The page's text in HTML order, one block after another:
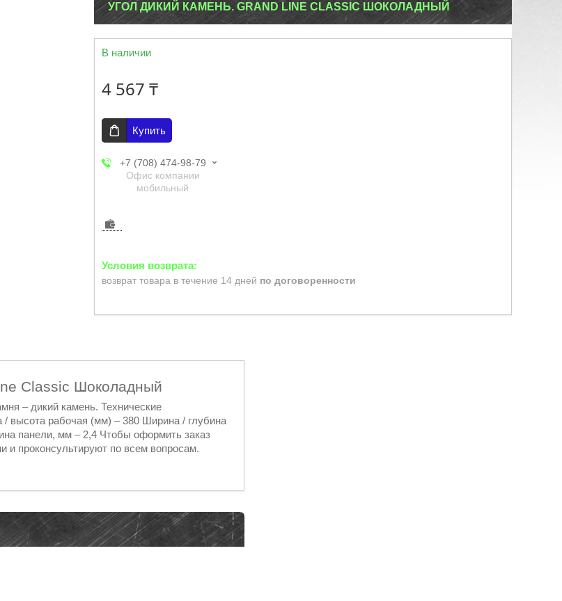
УГОЛ ДИКИЙ КАМЕНЬ. GRAND LINE CLASSIC ШОКОЛАДНЫЙ
В наличии
4 567 ₸
Купить
+7 (708) 474-98-79
Офис компании
мобильный
возврат товара в течение 14 дней по договоренности
Classic Шоколадный
– дикий камень. Технические
/ высота рабочая (мм) – 380 Ширина / глубина
панели, мм – 2,4 Чтобы оформить заказ
и проконсультируют по всем вопросам.